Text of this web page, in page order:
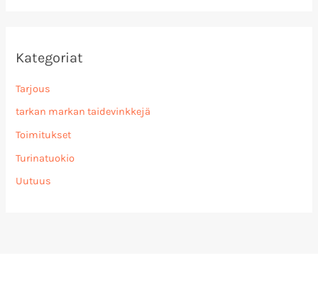
Kategoriat
Tarjous
tarkan markan taidevinkkejä
Toimitukset
Turinatuokio
Uutuus